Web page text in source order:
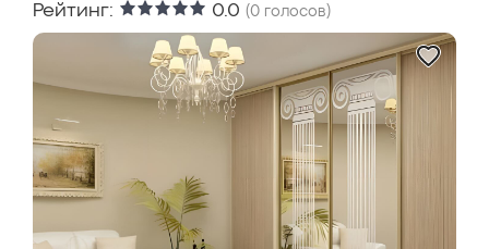
Рейтинг: 0.0 (0 голосов)